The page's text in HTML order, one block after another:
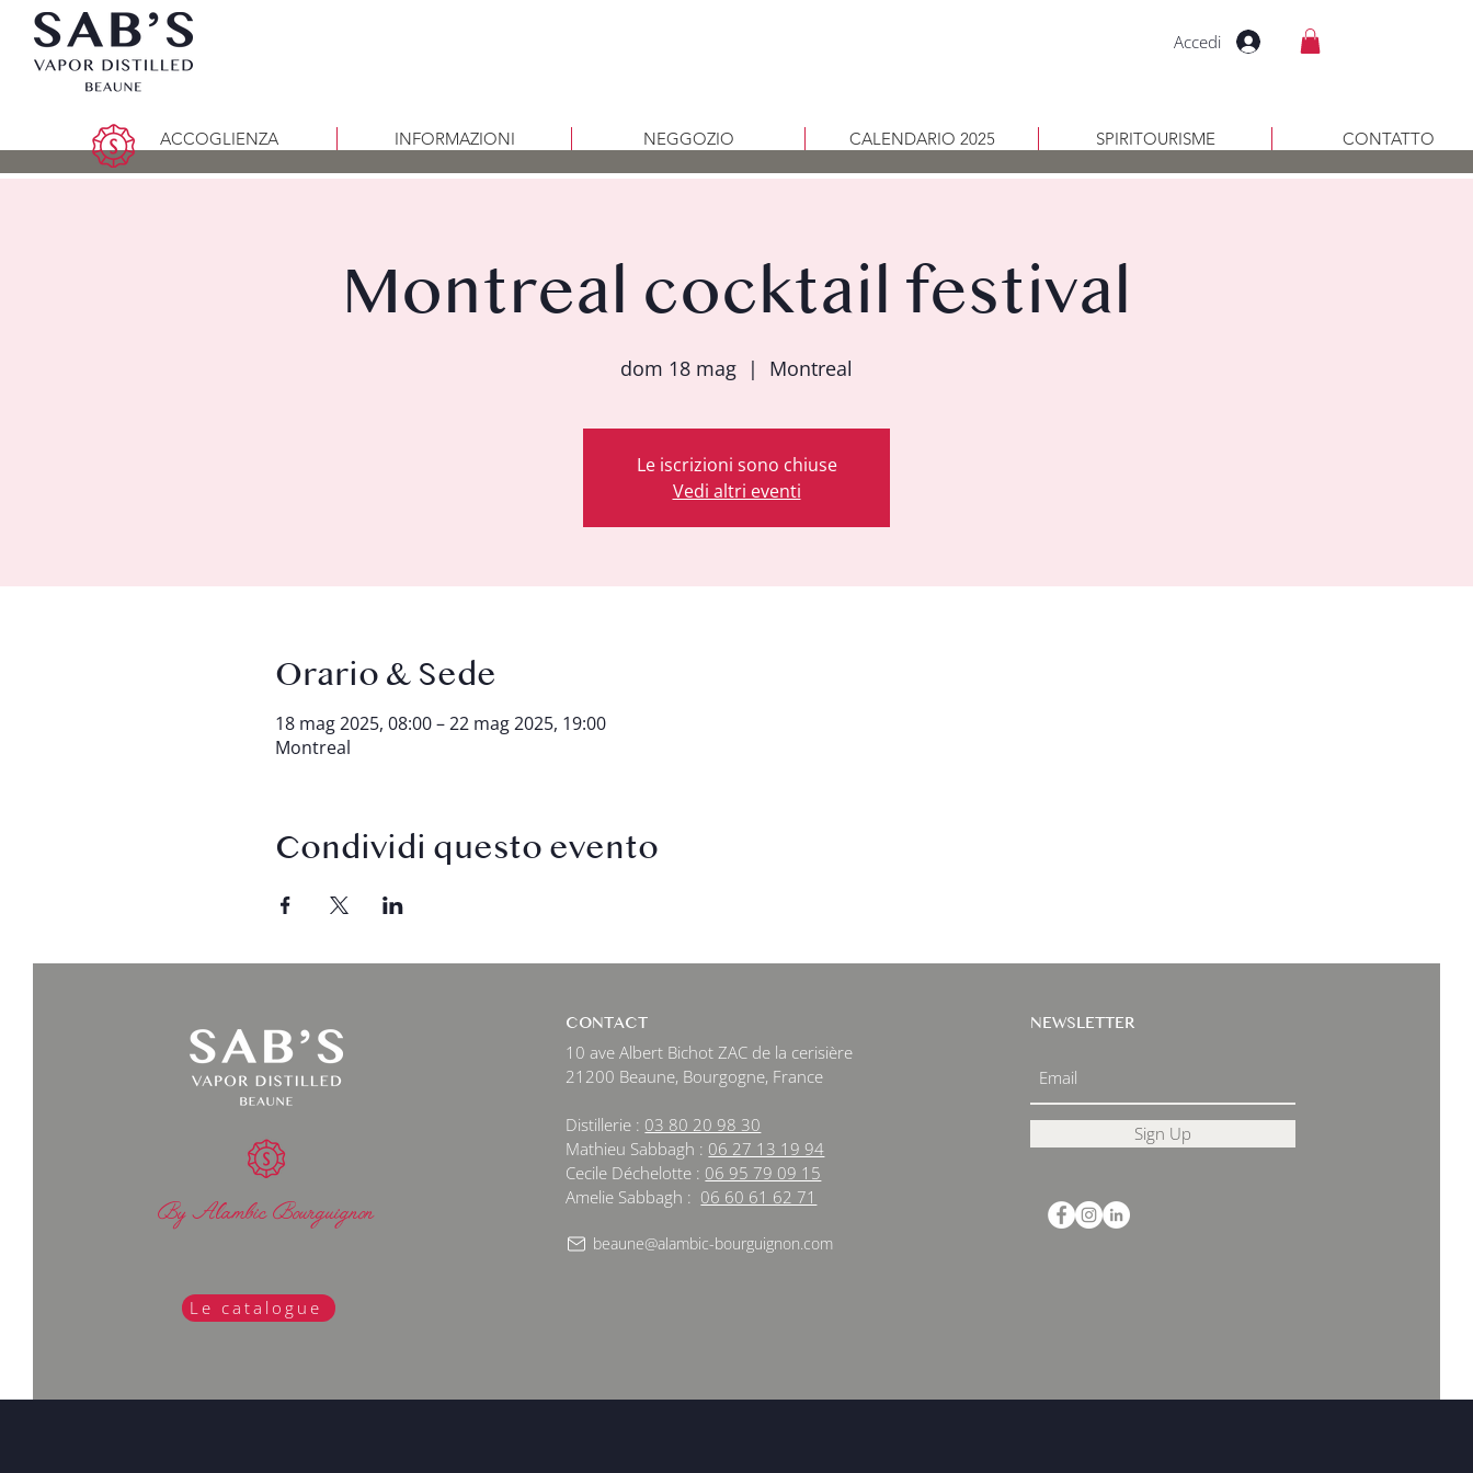
Accedi
ACCOGLIENZA INFORMAZIONI NEGGOZIO CALENDARIO 2025 SPIRITOURISME CONTATTO
Montreal cocktail festival
dom 18 mag
  |
Montreal
Le iscrizioni sono chiuse
Vedi altri eventi
Orario & Sede
18 mag 2025, 08:00 – 22 mag 2025, 19:00
Montreal
Condividi questo evento
By Alambic Bourguignon
Le catalogue
CONTACT
10 ave Albert Bichot ZAC de la cerisière
21200 Beaune, Bourgogne, France
Distillerie : 03 80 20 98 30
Mathieu Sabbagh : 06 27 13 19 94
Cecile Déchelotte : 06 95 79 09 15
Amelie Sabbagh : 06 60 61 62 71
beaune@alambic-bourguignon.com
NEWSLETTER
Sign Up